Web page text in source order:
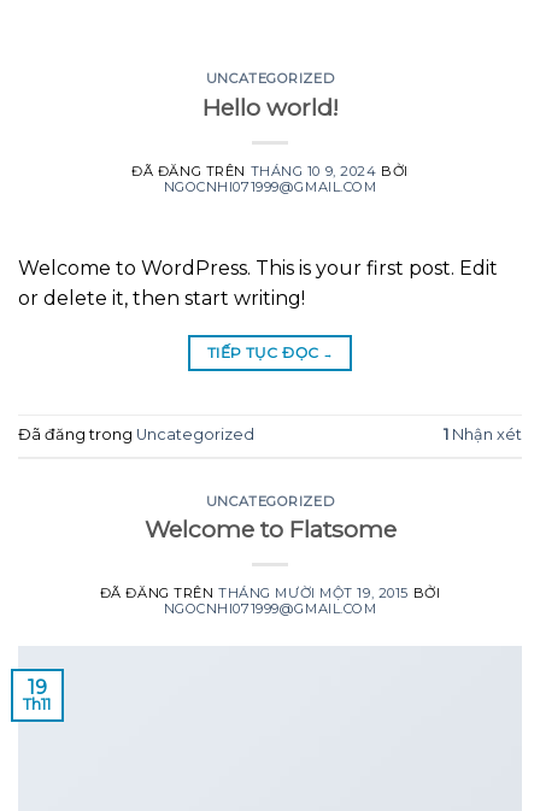
UNCATEGORIZED
Hello world!
ĐÃ ĐĂNG TRÊN THÁNG 10 9, 2024 BỞI
NGOCNHI071999@GMAIL.COM
Welcome to WordPress. This is your first post. Edit
or delete it, then start writing!
TIẾP TỤC ĐỌC →
Đã đăng trong Uncategorized 1 Nhận xét
UNCATEGORIZED
Welcome to Flatsome
ĐÃ ĐĂNG TRÊNTHÁNG MƯỜI MỘT 19, 2015 BỞI
NGOCNHI071999@GMAIL.COM
19
Th11